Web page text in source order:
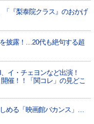
「『梨泰院クラス』のおかげ
披露！…20代も絶句する超
イ・チェヨンなど出演！
開催！！「関コレ」の見どこ
める「映画館バカンス」…